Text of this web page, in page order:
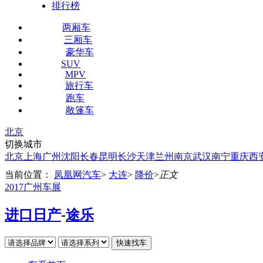
排行榜
两厢车
三厢车
豪华车
SUV
MPV
旅行车
跑车
敞篷车
北京
切换城市
北京 上海广州沈阳长春昆明长沙天津兰州南京武汉南宁重庆西
当前位置：
凤凰网汽车> 大连> 降价>正文
2017广州车展
进口日产-途乐